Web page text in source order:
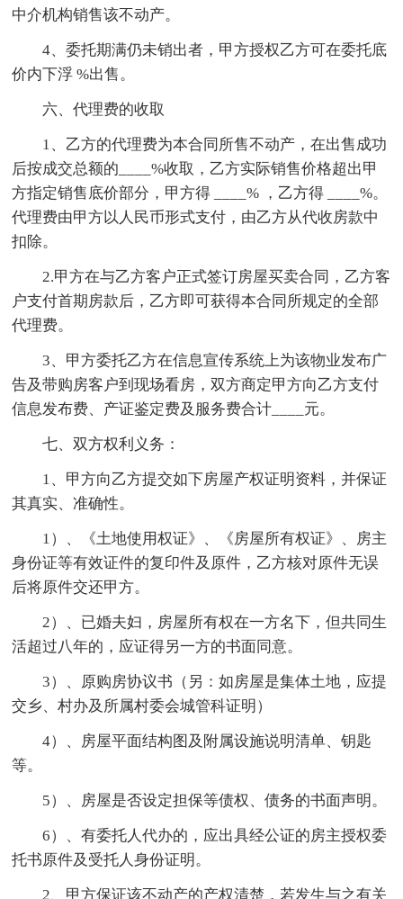
中介机构销售该不动产。
4、委托期满仍未销出者，甲方授权乙方可在委托底
价内下浮 %出售。
六、代理费的收取
1、乙方的代理费为本合同所售不动产，在出售成功
后按成交总额的____%收取，乙方实际销售价格超出甲
方指定销售底价部分，甲方得 ____% ，乙方得 ____%。
代理费由甲方以人民币形式支付，由乙方从代收房款中
扣除。
2.甲方在与乙方客户正式签订房屋买卖合同，乙方客
户支付首期房款后，乙方即可获得本合同所规定的全部
代理费。
3、甲方委托乙方在信息宣传系统上为该物业发布广
告及带购房客户到现场看房，双方商定甲方向乙方支付
信息发布费、产证鉴定费及服务费合计____元。
七、双方权利义务：
1、甲方向乙方提交如下房屋产权证明资料，并保证
其真实、准确性。
1）、《土地使用权证》、《房屋所有权证》、房主
身份证等有效证件的复印件及原件，乙方核对原件无误
后将原件交还甲方。
2）、已婚夫妇，房屋所有权在一方名下，但共同生
活超过八年的，应证得另一方的书面同意。
3）、原购房协议书（另：如房屋是集体土地，应提
交乡、村办及所属村委会城管科证明）
4）、房屋平面结构图及附属设施说明清单、钥匙
等。
5）、房屋是否设定担保等债权、债务的书面声明。
6）、有委托人代办的，应出具经公证的房主授权委
托书原件及受托人身份证明。
2、甲方保证该不动产的产权清楚，若发生与之有关